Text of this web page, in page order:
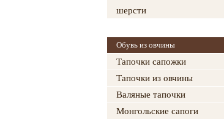
шерсти
Обувь из овчины
Тапочки сапожки
Тапочки из овчины
Валяные тапочки
Монгольские сапоги